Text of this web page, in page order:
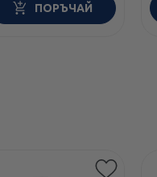
ПОРЪЧАЙ